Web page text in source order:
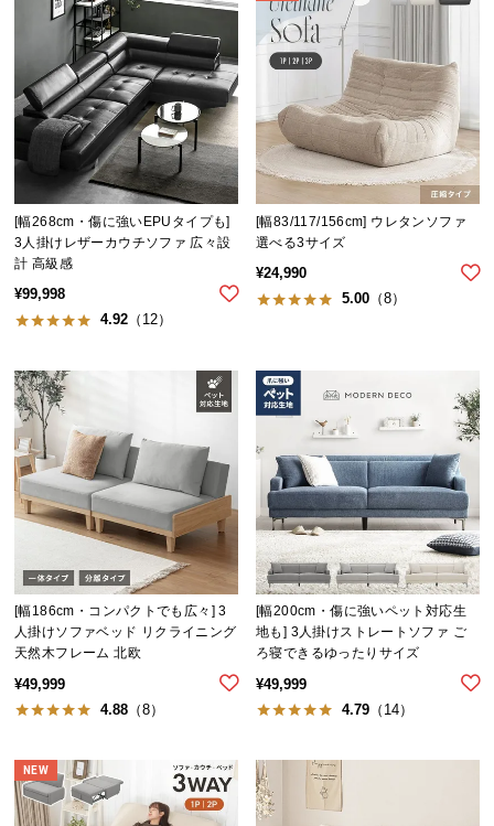
送
に
つ
い
大
型
商
品
の
配
に
つ
い
て
中
型
品
の
配
送
に
つ
て
小
[幅268cm・傷に強いEPUタイプも]
3人掛けレザーカウチソファ 広々設
計 高級感
¥99,998
4.92 （12）
[幅83/117/156cm] ウレタンソファ
選べる3サイズ
¥24,990
5.00 （8）
[幅186cm・コンパクトでも広々] 3
人掛けソファベッド リクライニング
天然木フレーム 北欧
¥49,999
4.88 （8）
[幅200cm・傷に強いペット対応生
地も] 3人掛けストレートソファ ご
ろ寝できるゆったりサイズ
¥49,999
4.79 （14）
NEW